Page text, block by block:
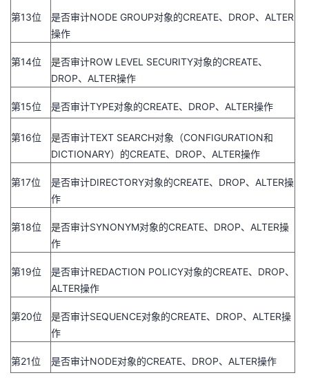
第13位 是否审计NODE GROUP对象的CREATE、 DROP、 ALTER
操作
第14位 是否审计ROW LEVEL SECURITY对象的CREATE、
DROP、 ALTER操作
第15位 是否审计TYPE对象的CREATE、 DROP、 ALTER操作
第16位 是否审计TEXT SEARCH对象（CONFIGURATION和
DICTIONARY）的CREATE、 DROP、 ALTER操作
第17位 是否审计DIRECTORY对象的CREATE、 DROP、 ALTER操
作
第18位 是否审计SYNONYM对象的CREATE、 DROP、 ALTER操
作
第19位 是否审计REDACTION POLICY对象的CREATE、 DROP、
ALTER操作
第20位 是否审计SEQUENCE对象的CREATE、 DROP、 ALTER操
作
第21位 是否审计NODE对象的CREATE、 DROP、 ALTER操作